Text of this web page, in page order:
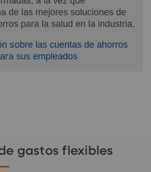
de las mejores soluciones de
para la salud en la industria.
sobre las cuentas de ahorros
sus empleados
gastos flexibles